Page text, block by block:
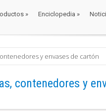
» Enciclopedia »
y Embalajey envases de cartón
contenedores y